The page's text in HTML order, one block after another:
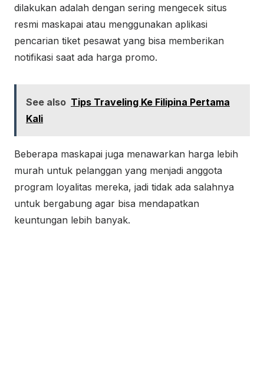
dilakukan adalah dengan sering mengecek situs
resmi maskapai atau menggunakan aplikasi
pencarian tiket pesawat yang bisa memberikan
notifikasi saat ada harga promo.
See also Tips Traveling Ke Filipina Pertama
Kali
Beberapa maskapai juga menawarkan harga lebih
murah untuk pelanggan yang menjadi anggota
program loyalitas mereka, jadi tidak ada salahnya
untuk bergabung agar bisa mendapatkan
keuntungan lebih banyak.